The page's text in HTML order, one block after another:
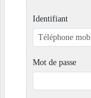
Identifiant
Mot de passe